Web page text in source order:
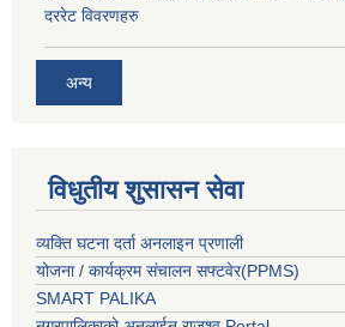
दररेट विवरणहरु
अन्य
विधुतीय शुसासन सेवा
व्यक्ति घटना दर्ता अनलाइन प्रणाली
योजना / कार्यक्रम संचालन सफ्टवेर(PPMS)
SMART PALIKA